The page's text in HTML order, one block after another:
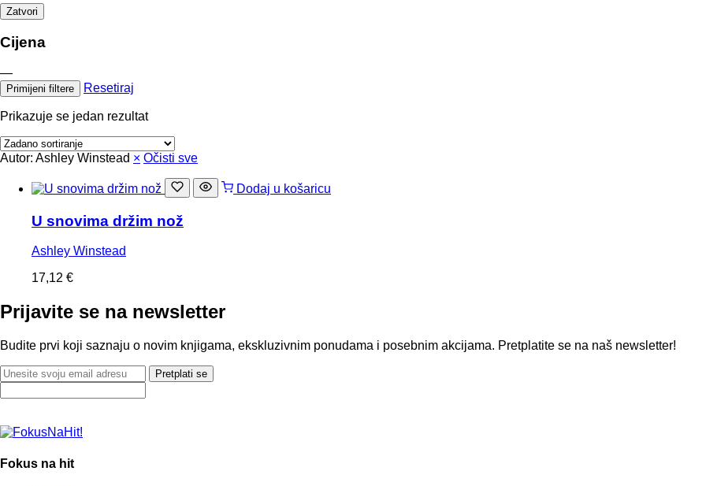
Zatvori
Cijena
—
Primijeni filtere Resetiraj
Prikazuje se jedan rezultat
Autor: Ashley Winstead × Očisti sve
Dodaj u košaricu
U snovima držim nož
Ashley Winstead
17,12 €
Prijavite se na newsletter
Budite prvi koji saznaju o novim knjigama, ekskluzivnim ponudama i posebnim akcijama. Pretplatite se na naš newsletter!
Pretplati se
Fokus na hit